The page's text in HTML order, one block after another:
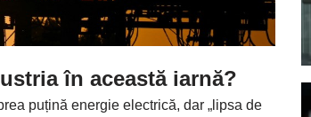
în această iarnă?
puțină energie electrică, dar „lipsa de